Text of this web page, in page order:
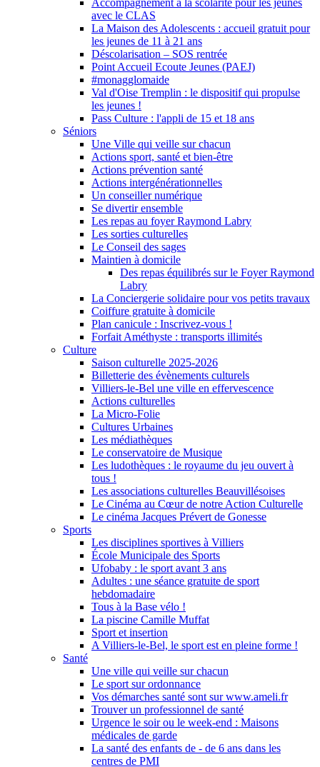
Accompagnement à la scolarité pour les jeunes
avec le CLAS
La Maison des Adolescents : accueil gratuit pour
les jeunes de 11 à 21 ans
Déscolarisation – SOS rentrée
Point Accueil Ecoute Jeunes (PAEJ)
#monagglomaide
Val d'Oise Tremplin : le dispositif qui propulse
les jeunes !
Pass Culture : l'appli de 15 et 18 ans
Séniors
Une Ville qui veille sur chacun
Actions sport, santé et bien-être
Actions prévention santé
Actions intergénérationnelles
Un conseiller numérique
Se divertir ensemble
Les repas au foyer Raymond Labry
Les sorties culturelles
Le Conseil des sages
Maintien à domicile
Des repas équilibrés sur le Foyer Raymond
Labry
La Conciergerie solidaire pour vos petits travaux
Coiffure gratuite à domicile
Plan canicule : Inscrivez-vous !
Forfait Améthyste : transports illimités
Culture
Saison culturelle 2025-2026
Billetterie des évènements culturels
Villiers-le-Bel une ville en effervescence
Actions culturelles
La Micro-Folie
Cultures Urbaines
Les médiathèques
Le conservatoire de Musique
Les ludothèques : le royaume du jeu ouvert à
tous !
Les associations culturelles Beauvillésoises
Le Cinéma au Cœur de notre Action Culturelle
Le cinéma Jacques Prévert de Gonesse
Sports
Les disciplines sportives à Villiers
École Municipale des Sports
Ufobaby : le sport avant 3 ans
Adultes : une séance gratuite de sport
hebdomadaire
Tous à la Base vélo !
La piscine Camille Muffat
Sport et insertion
A Villiers-le-Bel, le sport est en pleine forme !
Santé
Une ville qui veille sur chacun
Le sport sur ordonnance
Vos démarches santé sont sur www.ameli.fr
Trouver un professionnel de santé
Urgence le soir ou le week-end : Maisons
médicales de garde
La santé des enfants de - de 6 ans dans les
centres de PMI